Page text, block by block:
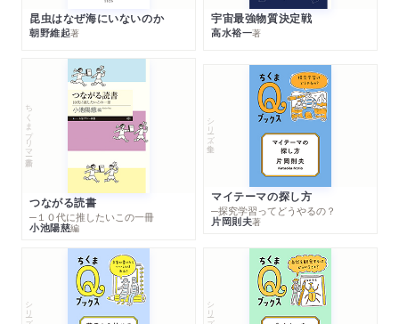
昆虫はなぜ海にいないのか
朝野維起著
宇宙最強物質決定戦
高水裕一著
ちくまプリマー新書
つながる読書
─１０代に推したいこの一冊
小池陽慈編
シリーズ・全集
マイテーマの探し方
─探究学習ってどうやるの？
片岡則夫著
シリーズ・全集 シリーズ・全集